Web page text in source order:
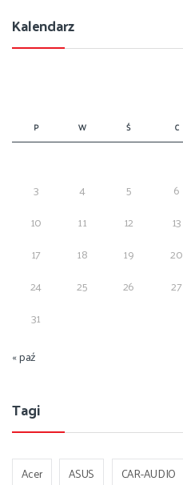
Kalendarz
P W Ś C
3
4 5 6
10
11 12 13
17
18 19 20
24
25 26 27
31
« paź
Tagi
Acer ASUS CAR-AUDIO